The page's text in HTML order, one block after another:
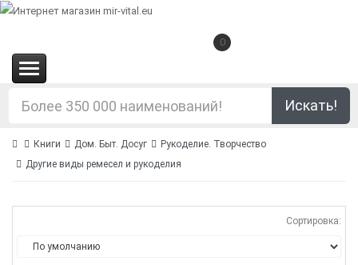
0
Искать!
Книги Дом. Быт. Досуг
Рукоделие. Творчество
Другие виды ремесел и рукоделия
Сортировка: